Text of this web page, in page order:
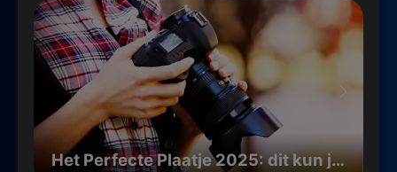
Het Perfecte Plaatje 2025: dit kun je verwachten